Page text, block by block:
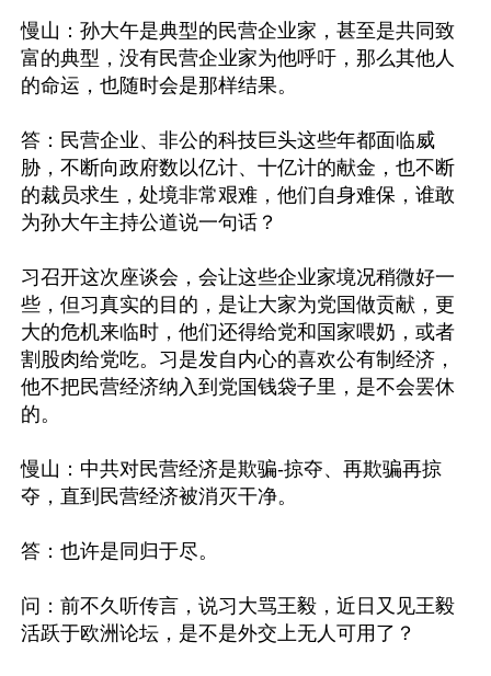
慢山：孙大午是典型的民营企业家，甚至是共同致
富的典型，没有民营企业家为他呼吁，那么其他人
的命运，也随时会是那样结果。
答：民营企业、非公的科技巨头这些年都面临威
胁，不断向政府数以亿计、十亿计的献金，也不断
的裁员求生，处境非常艰难，他们自身难保，谁敢
为孙大午主持公道说一句话？
习召开这次座谈会，会让这些企业家境况稍微好一
些，但习真实的目的，是让大家为党国做贡献，更
大的危机来临时，他们还得给党和国家喂奶，或者
割股肉给党吃。习是发自内心的喜欢公有制经济，
他不把民营经济纳入到党国钱袋子里，是不会罢休
的。
慢山：中共对民营经济是欺骗-掠夺、再欺骗再掠
夺，直到民营经济被消灭干净。
答：也许是同归于尽。
问：前不久听传言，说习大骂王毅，近日又见王毅
活跃于欧洲论坛，是不是外交上无人可用了？